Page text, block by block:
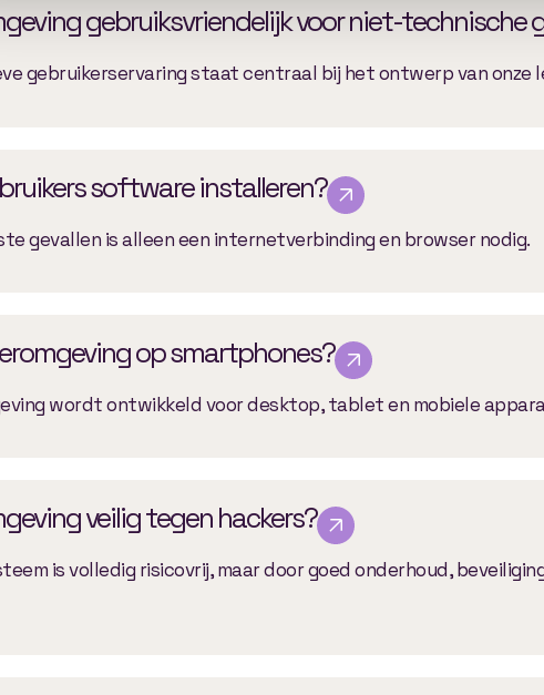
gebruiksvriendelijk voor niet-technische
gebruikerservaring staat centraal bij het ontwerp van onze
software installeren?
gevallen is alleen een internetverbinding en browser nodig.
op smartphones?
wordt ontwikkeld voor desktop, tablet en mobiele
veilig tegen hackers?
is volledig risicovrij, maar door goed onderhoud,